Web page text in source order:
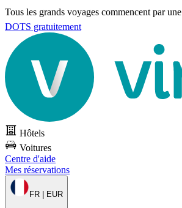
Tous les grands voyages commencent par
DOTS gratuitement
Hôtels
Voitures
Centre d'aide
Mes réservations
FR | EUR